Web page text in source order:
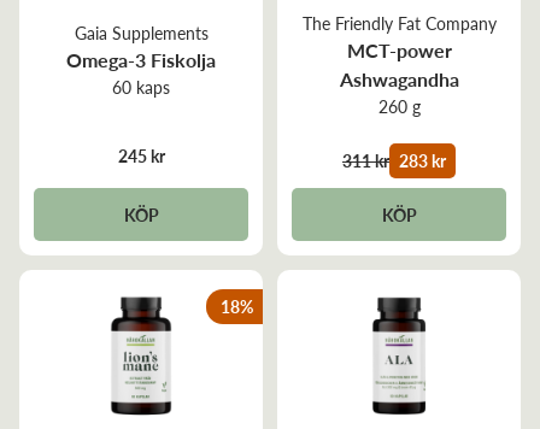
Gaia Supplements
Omega-3 Fiskolja
60 kaps
245 kr
KÖP
The Friendly Fat Company
MCT-power
Ashwagandha
260 g
311 kr 283 kr
KÖP
18%